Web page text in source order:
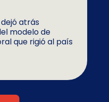
dejó atrás
modelo de
que rigió al país